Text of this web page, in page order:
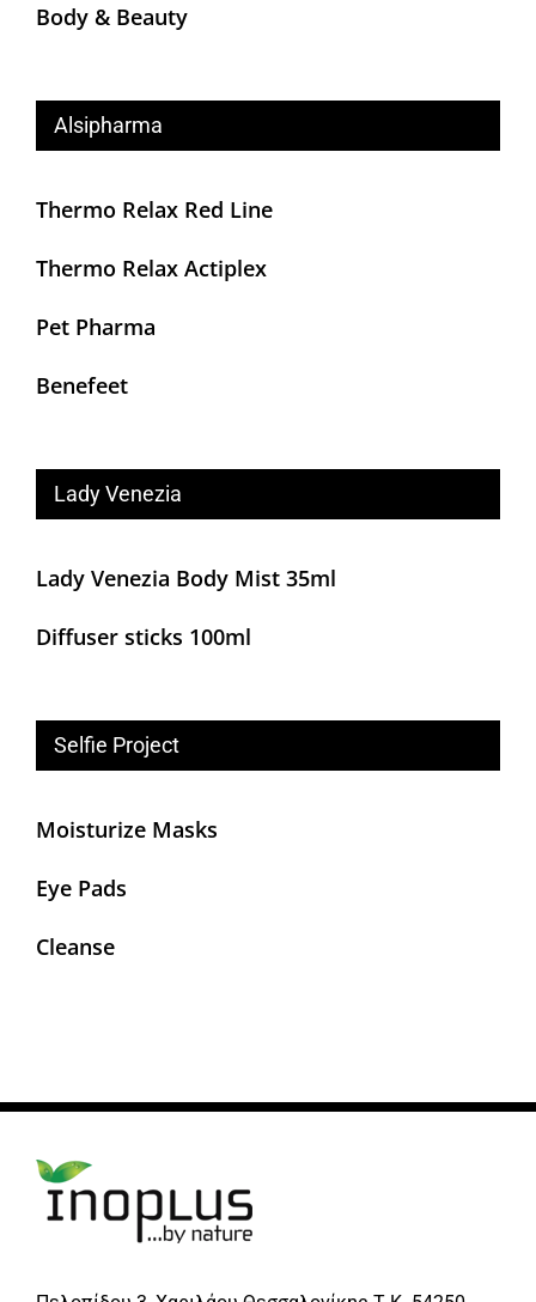
Body & Beauty
Alsipharma
Thermo Relax Red Line
Thermo Relax Actiplex
Pet Pharma
Benefeet
Lady Venezia
Lady Venezia Body Mist 35ml
Diffuser sticks 100ml
Selfie Project
Moisturize Masks
Eye Pads
Cleanse